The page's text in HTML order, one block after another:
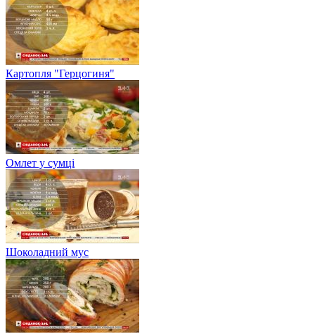
Картопля "Герцогиня"
Омлет у сумці
Шоколадний мус